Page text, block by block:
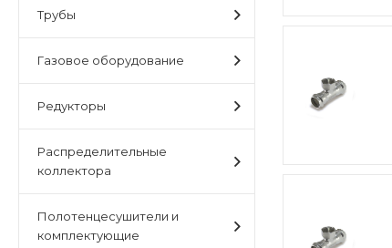
Трубы
Газовое оборудование
Редукторы
Распределительные
коллектора
Полотенцесушители и
комплектующие